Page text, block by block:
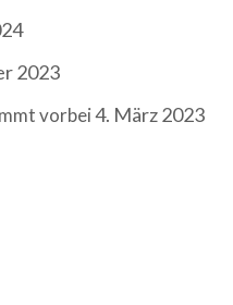
2023
vorbei4. März 2023